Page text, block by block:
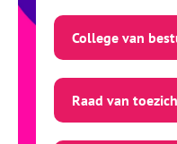
College van
Raad van